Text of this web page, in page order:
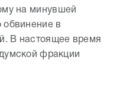
на минувшей
обвинение в
В настоящее время
фракции